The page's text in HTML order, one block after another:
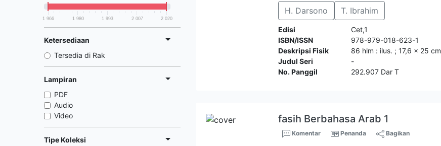
1 966 1 980 1 993 2 007 2 020
Ketersediaan
Tersedia di Rak
Lampiran
PDF
Audio
Video
Tipe Koleksi
H. Darsono T. Ibrahim
Edisi
Cet,1
ISBN/ISSN
978-979-018-623-1
Deskripsi Fisik
86 hlm : ilus. ; 17,6 x 25 cm
Judul Seri
-
No. Panggil
292.907 Dar T
fasih Berbahasa Arab 1
Komentar Penanda Bagikan